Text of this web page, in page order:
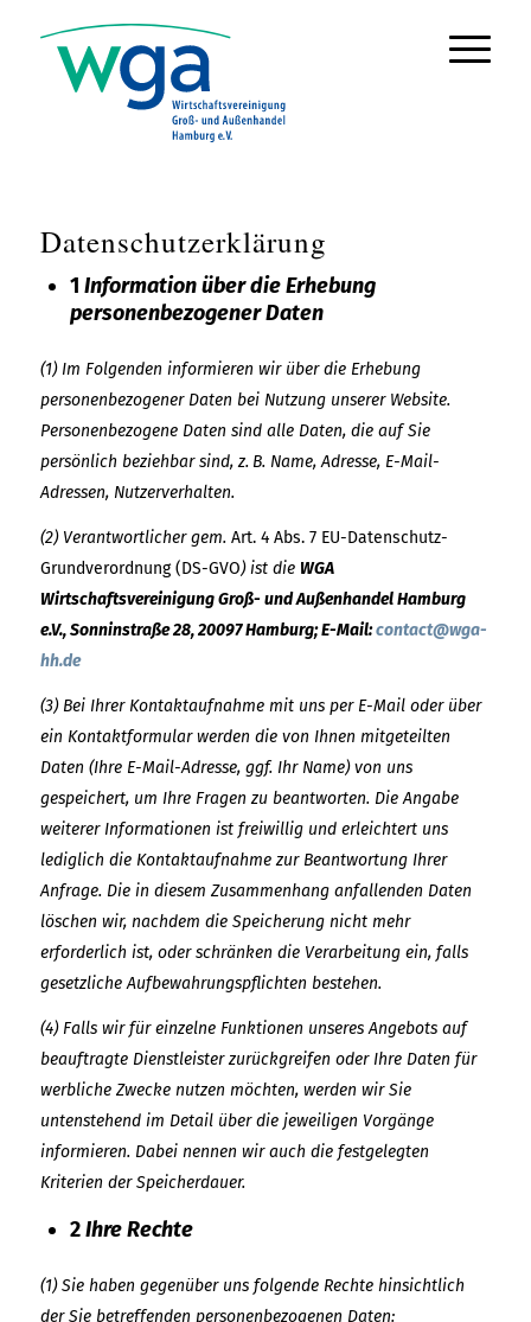
Datenschutzerklärung
1 Information über die Erhebung
personenbezogener Daten
(1) Im Folgenden informieren wir über die Erhebung
personenbezogener Daten bei Nutzung unserer Website.
Personenbezogene Daten sind alle Daten, die auf Sie
persönlich beziehbar sind, z. B. Name, Adresse, E-Mail-
Adressen, Nutzerverhalten.
(2) Verantwortlicher gem. Art. 4 Abs. 7 EU-Datenschutz-
Grundverordnung (DS-GVO) ist die WGA
Wirtschaftsvereinigung Groß- und Außenhandel Hamburg
e.V., Sonninstraße 28, 20097 Hamburg; E-Mail:contact@wga-
hh.de
(3) Bei Ihrer Kontaktaufnahme mit uns per E-Mail oder über
ein Kontaktformular werden die von Ihnen mitgeteilten
Daten (Ihre E-Mail-Adresse, ggf. Ihr Name) von uns
gespeichert, um Ihre Fragen zu beantworten. Die Angabe
weiterer Informationen ist freiwillig und erleichtert uns
lediglich die Kontaktaufnahme zur Beantwortung Ihrer
Anfrage. Die in diesem Zusammenhang anfallenden Daten
löschen wir, nachdem die Speicherung nicht mehr
erforderlich ist, oder schränken die Verarbeitung ein, falls
gesetzliche Aufbewahrungspflichten bestehen.
(4) Falls wir für einzelne Funktionen unseres Angebots auf
beauftragte Dienstleister zurückgreifen oder Ihre Daten für
werbliche Zwecke nutzen möchten, werden wir Sie
untenstehend im Detail über die jeweiligen Vorgänge
informieren. Dabei nennen wir auch die festgelegten
Kriterien der Speicherdauer.
2Ihre Rechte
(1) Sie haben gegenüber uns folgende Rechte hinsichtlich
der Sie betreffenden personenbezogenen Daten: